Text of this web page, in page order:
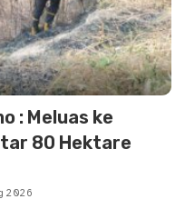
: Meluas ke
80 Hektare
2026